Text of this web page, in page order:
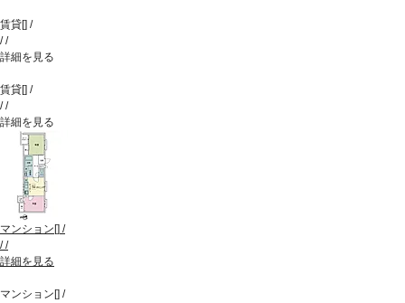
賃貸[] /
//
詳細を見る
賃貸[] /
//
詳細を見る
マンション [] /
//
詳細を見る
マンション [] /